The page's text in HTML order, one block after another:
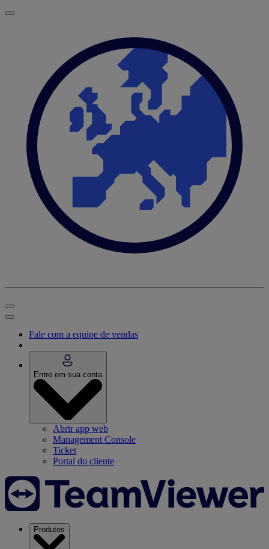
Fale com a equipe de vendas
Entre em sua conta
Abrir app web
Management Console
Ticket
Portal do cliente
Produtos